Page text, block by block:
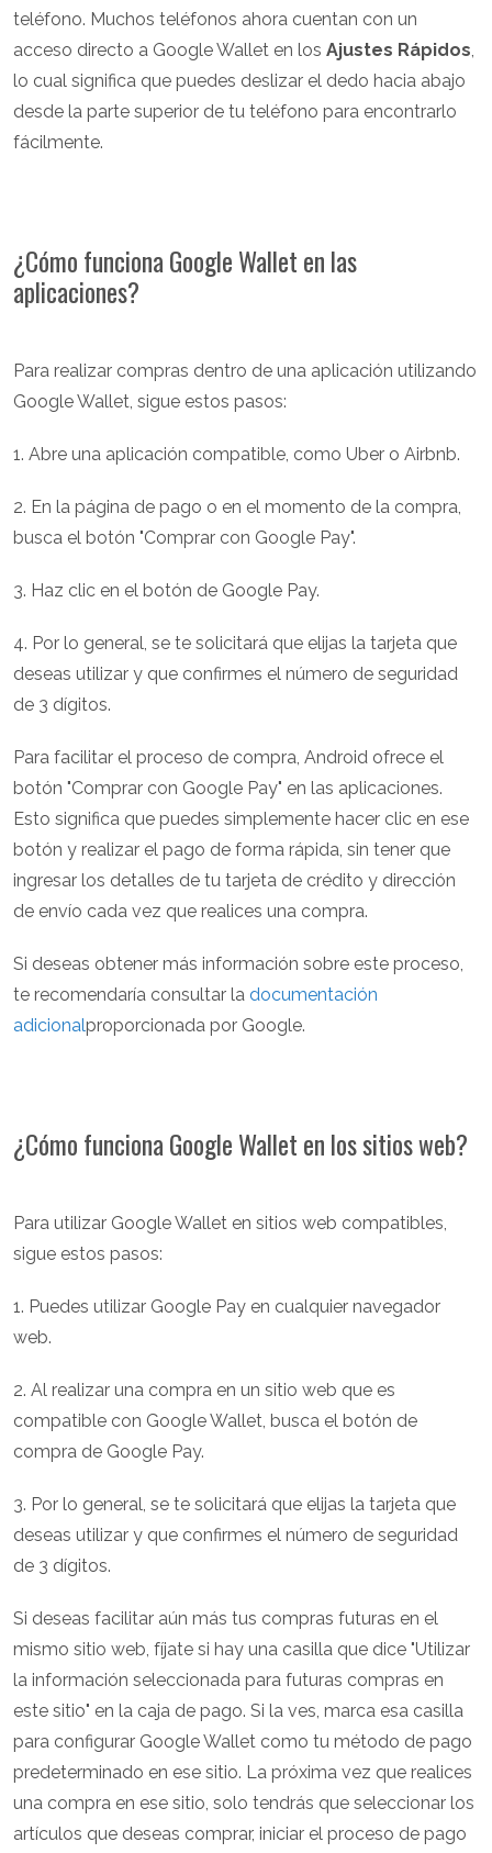
teléfono. Muchos teléfonos ahora cuentan con un
acceso directo a Google Wallet en los Ajustes Rápidos,
lo cual significa que puedes deslizar el dedo hacia abajo
desde la parte superior de tu teléfono para encontrarlo
fácilmente.
¿Cómo funciona Google Wallet en las
aplicaciones?
Para realizar compras dentro de una aplicación utilizando
Google Wallet, sigue estos pasos:
1. Abre una aplicación compatible, como Uber o Airbnb.
2. En la página de pago o en el momento de la compra,
busca el botón "Comprar con Google Pay".
3. Haz clic en el botón de Google Pay.
4. Por lo general, se te solicitará que elijas la tarjeta que
deseas utilizar y que confirmes el número de seguridad
de 3 dígitos.
Para facilitar el proceso de compra, Android ofrece el
botón "Comprar con Google Pay" en las aplicaciones.
Esto significa que puedes simplemente hacer clic en ese
botón y realizar el pago de forma rápida, sin tener que
ingresar los detalles de tu tarjeta de crédito y dirección
de envío cada vez que realices una compra.
Si deseas obtener más información sobre este proceso,
te recomendaría consultar la documentación
adicionalproporcionada por Google.
¿Cómo funciona Google Wallet en los sitios web?
Para utilizar Google Wallet en sitios web compatibles,
sigue estos pasos:
1. Puedes utilizar Google Pay en cualquier navegador
web.
2. Al realizar una compra en un sitio web que es
compatible con Google Wallet, busca el botón de
compra de Google Pay.
3. Por lo general, se te solicitará que elijas la tarjeta que
deseas utilizar y que confirmes el número de seguridad
de 3 dígitos.
Si deseas facilitar aún más tus compras futuras en el
mismo sitio web, fíjate si hay una casilla que dice "Utilizar
la información seleccionada para futuras compras en
este sitio" en la caja de pago. Si la ves, marca esa casilla
para configurar Google Wallet como tu método de pago
predeterminado en ese sitio. La próxima vez que realices
una compra en ese sitio, solo tendrás que seleccionar los
artículos que deseas comprar, iniciar el proceso de pago